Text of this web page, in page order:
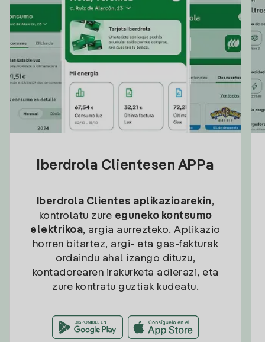
Iberdrola Clientesen APPa
Iberdrola Clientes aplikazioarekin,
kontrolatu zure eguneko kontsumo
elektrikoa, argia aurrezteko. Aplikazio
horren bitartez, argi- eta gas-fakturak
ordaindu ahal izango dituzu,
kontadorearen irakurketa adierazi, eta
zure kontratu guztiak kudeatu.